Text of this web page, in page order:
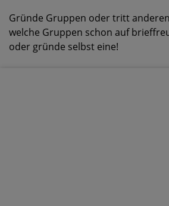
Gründe Gruppen oder tritt
welche Gruppen schon auf
oder gründe selbst eine!